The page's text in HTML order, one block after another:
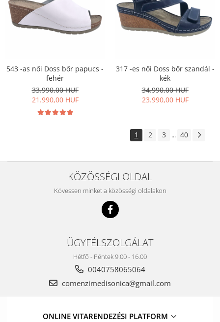
543 -as női Doss bőr papucs -
fehér
33.990,00 HUF
21.990,00 HUF
317 -es női Doss bőr szandál -
kék
34.990,00 HUF
23.990,00 HUF
1 2 3 ... 40
KÖZÖSSÉGI OLDAL
Kövessen minket a közösségi oldalakon
ÜGYFÉLSZOLGÁLAT
Hétfő - Péntek 9.00 - 16.00
0040758065064
comenzimedisonica@gmail.com
ONLINE VITARENDEZÉSI PLATFORM